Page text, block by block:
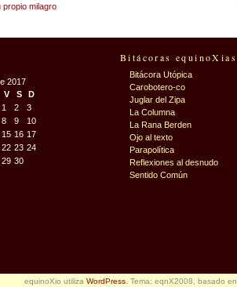
propio milagro
2017
V S D
1 2
3
8 9
10
15 16 17
22 23 24
29 30
Bitácoras equinoXias
Bitácora Utópica
Carobotero-co
Juglar del Zipa
La Columna
La Rana Berden
Ojo al texto
Parapolítica
Reflexiones al desnudo
Sentido Común
equinoXio utiliza WordPress. Tema: eqnX2008, basado en